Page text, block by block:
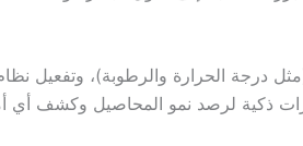
درجة الحرارة والرطوبة)، وتفعيل
بنسبة تصل إلى 60%. كما أن النظام مزوّد بكاميرات ذكية لرصد نمو المحاصيل